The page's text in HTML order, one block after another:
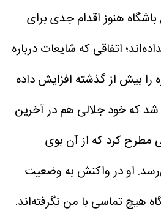
باشگاه هنوز اقدام جدی برای
اتفاقی که شایعات درباره
را بیش از گذشته افزایش داده
شد که خود جلالی هم در آخرین
کرد که از آن بوی
او در واکنش به وضعیت
هیچ تماسی با من نگرفته‌اند.